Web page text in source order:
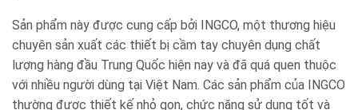
Sản phẩm này được cung cấp bởi INGCO, một thương hiệu
chuyên sản xuất các thiết bị cầm tay chuyên dụng chất
lượng hàng đầu Trung Quốc hiện nay và đã quá quen thuộc
với nhiều người dùng tại Việt Nam. Các sản phẩm của INGCO
thường được thiết kế nhỏ gọn, chức năng sử dụng tốt và